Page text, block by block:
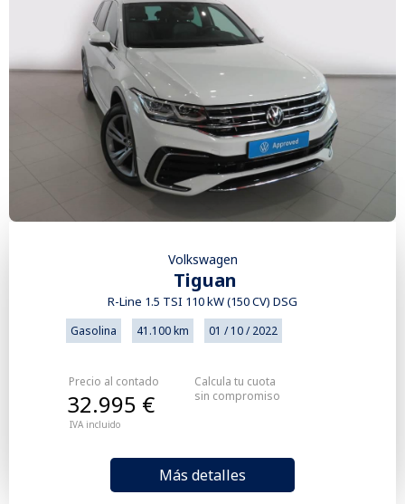
Volkswagen
Tiguan
R-Line 1.5 TSI 110 kW (150 CV) DSG
Gasolina 41.100 km 01 / 10 / 2022
Precio al contado
IVA incluido
32.995 €
Más detalles
Calcula tu cuota
sin compromiso